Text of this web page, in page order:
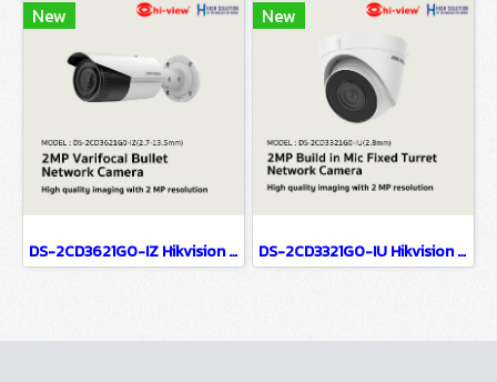
New
DS-2CD3621G0-IZ Hikvision 2MP Varifocal Bullet Network Camera IP Camera CCTV Camera (2.7-13.5mm)
New
DS-2CD3321G0-IU Hikvision 2MP Build in Mic Fixed Turret Network Camera IP Camera CCTV Camera (2.8mm)